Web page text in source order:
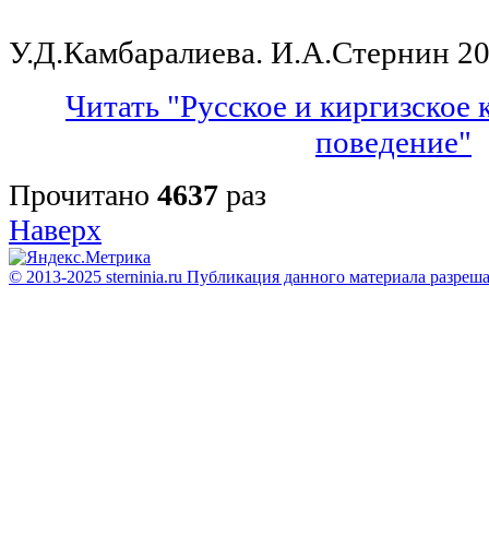
У.Д.Камбаралиева. И.А.Стернин
Читать "Русское и
поведение"
Прочитано 4637 раз
Наверх
© 2013-2025 sterninia.ru Публикация данного материала